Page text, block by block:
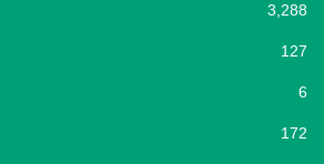
3,288
127
6
172